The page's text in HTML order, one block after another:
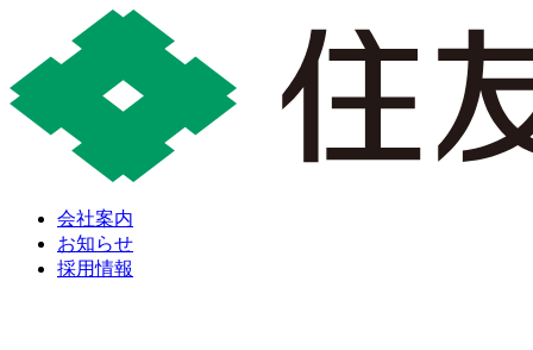
会社案内
お知らせ
採用情報